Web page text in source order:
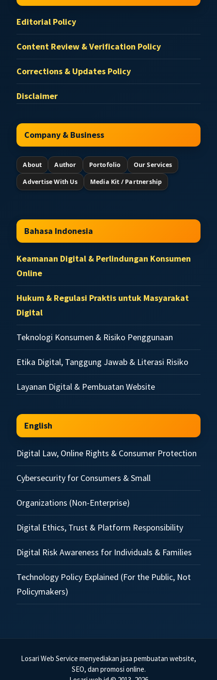
Editorial Policy
Content Review & Verification Policy
Corrections & Updates Policy
Disclaimer
Company & Business
About Author Portofolio Our Services
Advertise With Us Media Kit / Partnership
Bahasa Indonesia
Keamanan Digital & Perlindungan Konsumen
Online
Hukum & Regulasi Praktis untuk Masyarakat
Digital
Teknologi Konsumen & Risiko Penggunaan
Etika Digital, Tanggung Jawab & Literasi Risiko
Layanan Digital & Pembuatan Website
English
Digital Law, Online Rights & Consumer Protection
Cybersecurity for Consumers & Small
Organizations (Non-Enterprise)
Digital Ethics, Trust & Platform Responsibility
Digital Risk Awareness for Individuals & Families
Technology Policy Explained (For the Public, Not
Policymakers)
Losari Web Service menyediakan jasa pembuatan website,
SEO, dan promosi online.